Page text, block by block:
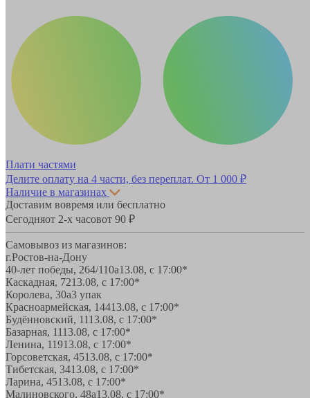
Плати частями
Делите оплату на 4 части, без переплат. От 1 000 ₽
Наличие в магазинах
Доставим вовремя или бесплатно
Сегодняот 2-х часовот 90 ₽
Самовывоз из магазинов:
г.Ростов-на-Дону
40-лет победы, 264/110а13.08, с 17:00*
Каскадная, 7213.08, с 17:00*
Королева, 30а3 упак
Красноармейская, 14413.08, с 17:00*
Будённовский, 1113.08, с 17:00*
Базарная, 1113.08, с 17:00*
Ленина, 11913.08, с 17:00*
Горсоветская, 4513.08, с 17:00*
Тибетская, 3413.08, с 17:00*
Ларина, 4513.08, с 17:00*
Малиновского, 48а13.08, с 17:00*